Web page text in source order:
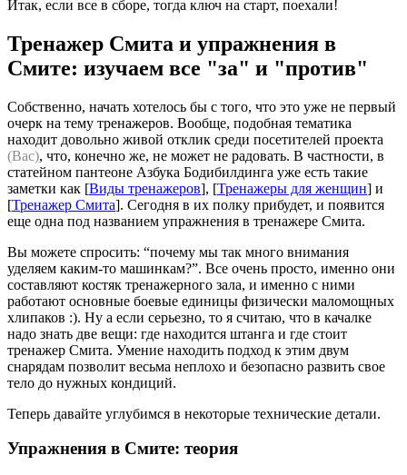
Итак, если все в сборе, тогда ключ на старт, поехали!
Тренажер Смита и упражнения в
Смите: изучаем все "за" и "против"
Собственно, начать хотелось бы с того, что это уже не первый
очерк на тему тренажеров. Вообще, подобная тематика
находит довольно живой отклик среди посетителей проекта
(Вас), что, конечно же, не может не радовать. В частности, в
статейном пантеоне Азбука Бодибилдинга уже есть такие
заметки как [Виды тренажеров], [Тренажеры для женщин] и
[Тренажер Смита]. Сегодня в их полку прибудет, и появится
еще одна под названием упражнения в тренажере Смита.
Вы можете спросить: “почему мы так много внимания
уделяем каким-то машинкам?”. Все очень просто, именно они
составляют костяк тренажерного зала, и именно с ними
работают основные боевые единицы физически маломощных
хлипаков :). Ну а если серьезно, то я считаю, что в качалке
надо знать две вещи: где находится штанга и где стоит
тренажер Смита. Умение находить подход к этим двум
снарядам позволит весьма неплохо и безопасно развить свое
тело до нужных кондиций.
Теперь давайте углубимся в некоторые технические детали.
Упражнения в Смите: теория